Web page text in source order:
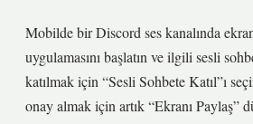
Mobilde bir Discord ses kanalında
uygulamasını başlatın ve ilgili sesli
katılmak için “Sesli Sohbete Katıl”ı
onay almak için artık “Ekranı Paylaş”